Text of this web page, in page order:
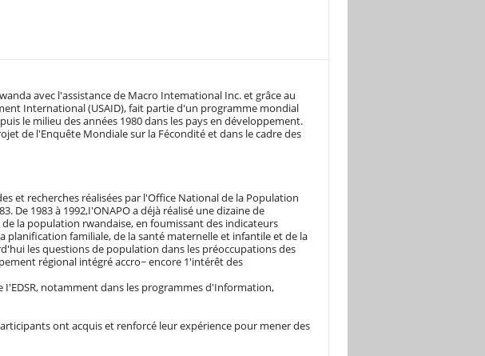
avec l'assistance de Macro Intemational Inc. et grâce au
International (USAID), fait partie d'un programme mondial
le milieu des années 1980 dans les pays en développement.
de l'Enquête Mondiale sur la Fécondité et dans le cadre des
et recherches réalisées par l'Office National de la Population
De 1983 à 1992,I'ONAPO a déjà réalisé une dizaine de
la population rwandaise, en foumissant des indicateurs
familiale, de la santé maternelle et infantile et de la
les questions de population dans les préoccupations des
régional intégré accro~ encore 1'intérêt des
notamment dans les programmes d'Information,
ont acquis et renforcé leur expérience pour mener des